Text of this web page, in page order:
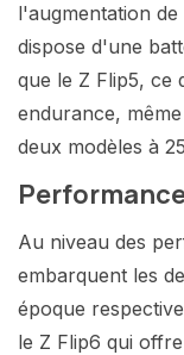
l'augmentation
dispose d'une
que le Z Flip5, ce
endurance,
deux modèles à
Au niveau des
embarquent les
époque
le Z Flip6 qui